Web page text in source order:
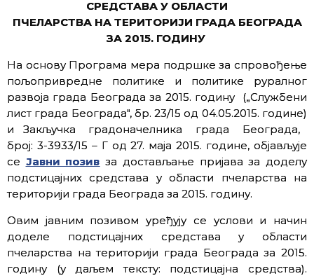
СРЕДСТАВА У ОБЛАСТИ
ПЧЕЛАРСТВАНА ТЕРИТОРИЈИ ГРАДА БЕОГРАДА
ЗА 2015. ГОДИНУ
На основу Програма мера подршке за спровођење
пољопривредне политике и политике руралног
развоја града Београда за 2015. годину („Службени
лист града Београда″, бр. ­23/15 од 04.05.2015. године)
и Закључка градоначелника града Београда,
број: 3-3933/15 – Г од 27. маја 2015. године, објављује
се Јавни позив за достављање пријава за доделу
подстицајних средстава у области пчеларства на
територији града Београда за 2015. годину.
Овим јавним позивом уређују се услови и начин
доделе подстицајних средстава у области
пчеларства на територији града Београда за 2015.
годину (у даљем тексту: подстицајна средства).